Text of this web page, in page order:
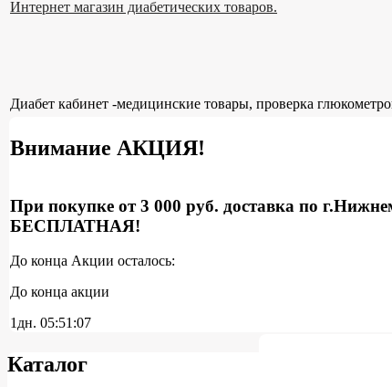
Диабет кабинет -медицинские товары, проверка
Внимание АКЦИЯ!
При покупке от 3 000 руб. доставка по
БЕСПЛАТНАЯ!
До конца Акции осталось:
До конца акции
1дн. 05:51:06
Каталог